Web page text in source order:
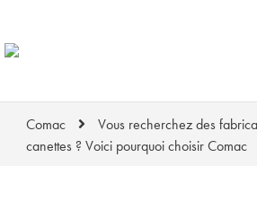
Comac
Vous recherchez des
canettes ? Voici pourquoi choisir Comac